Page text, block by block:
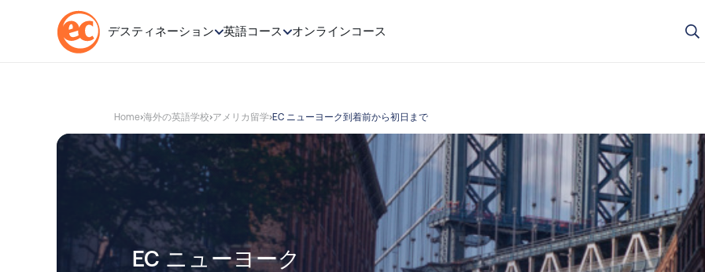
デスティネーション 英語コース オンラインコース
Home 海外の英語学校 アメリカ留学 EC ニューヨーク到着前から初日まで
EC ニューヨーク